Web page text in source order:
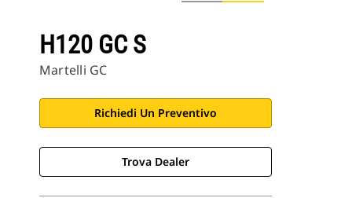
H120 GC S
Martelli GC
Richiedi Un Preventivo
Trova Dealer